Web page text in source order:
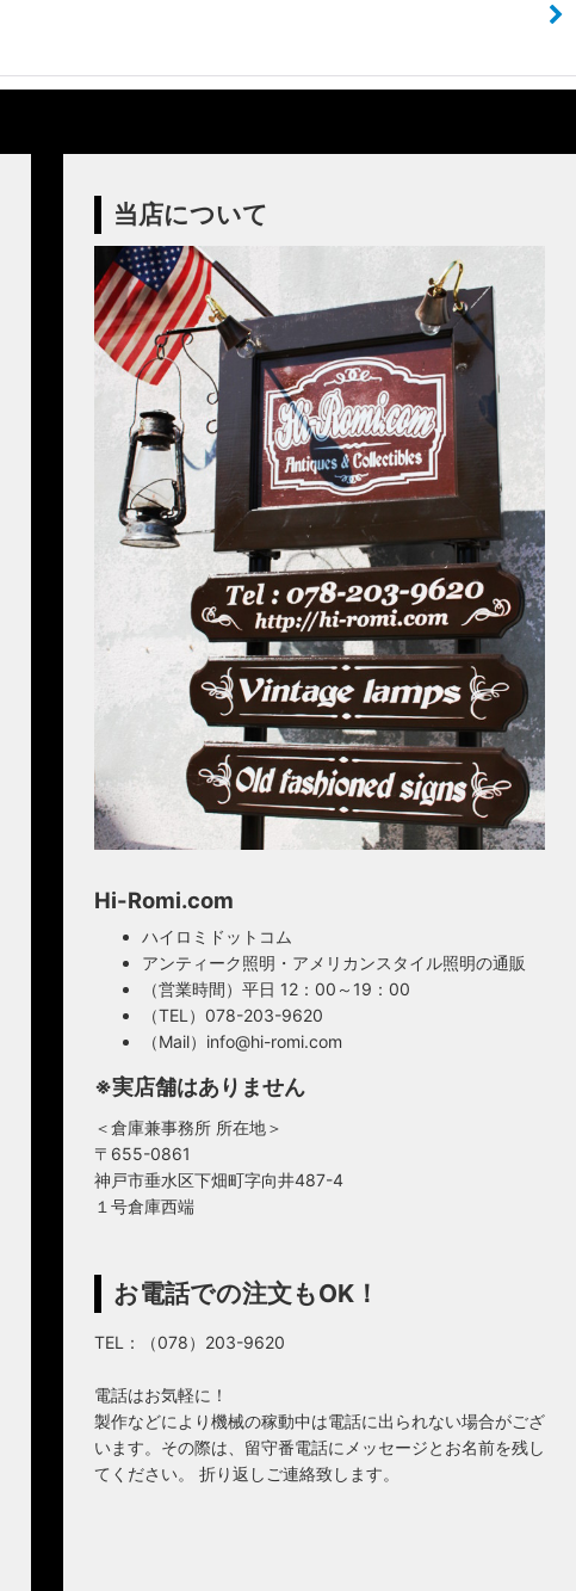
当店について
Hi-Romi.com
ハイロミドットコム
アンティーク照明・アメリカンスタイル照明の通販
（営業時間）平日 12：00～19：00
（TEL）078-203-9620
（Mail）info@hi-romi.com
※実店舗はありません
＜倉庫兼事務所 所在地＞
〒655-0861
神戸市垂水区下畑町字向井487-4
１号倉庫西端
お電話での注文もOK！
TEL：（078）203-9620
電話はお気軽に！
製作などにより機械の稼動中は電話に出られない場合がござ
います。その際は、留守番電話にメッセージとお名前を残し
てください。 折り返しご連絡致します。